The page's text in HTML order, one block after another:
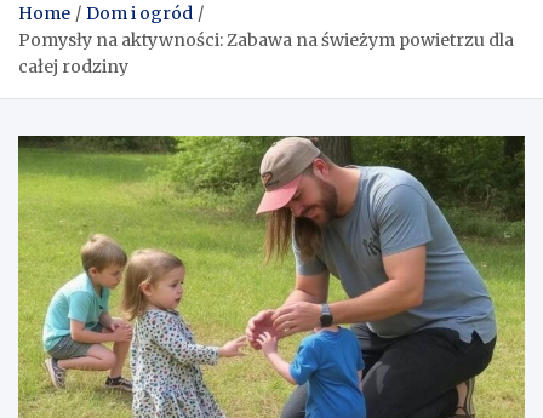
Home
Dom i ogród
Pomysły na aktywności: Zabawa na świeżym powietrzu dla
całej rodziny